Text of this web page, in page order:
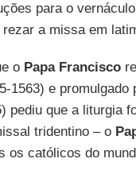
para o
rezar a missa em
o Papa Francisco
1563) e promulgado
pediu que a liturgia
tridentino – o
os católicos do